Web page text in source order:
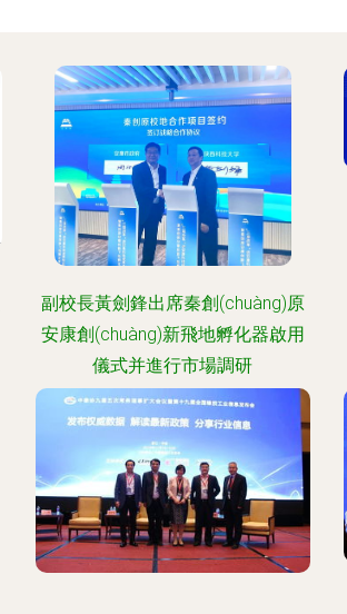
副校長黃劍鋒出席秦創(chuàng)原
安康創(chuàng)新飛地孵化器啟用
儀式并進行市場調研